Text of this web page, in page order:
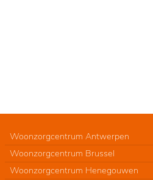
Woonzorgcentrum Antwerpen
Woonzorgcentrum Brussel
Woonzorgcentrum Henegouwen